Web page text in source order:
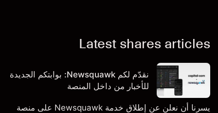
Latest shares articles
نقدّم لكم Newsquawk: بوابتكم الجديدة
للأخبار من داخل المنصة
يسرنا أن نعلن عن إطلاق خدمة Newsquawk على منصة